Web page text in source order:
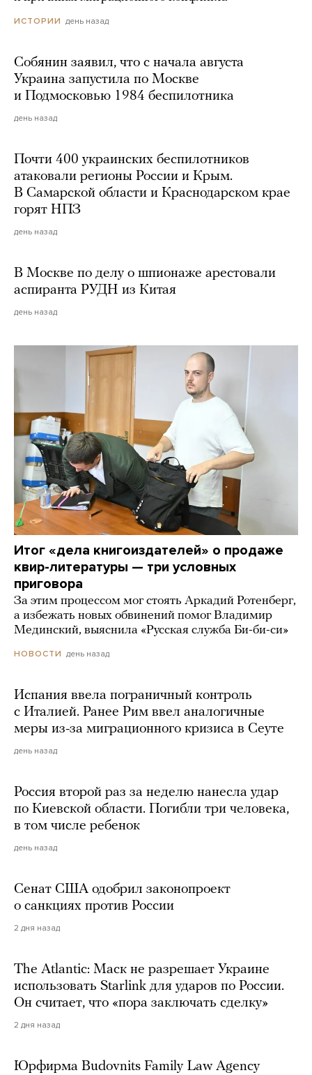
ИСТОРИИ день назад
Собянин заявил, что с начала августа
Украина запустила по Москве
и Подмосковью 1984 беспилотника
день назад
Почти 400 украинских беспилотников
атаковали регионы России и Крым.
В Самарской области и Краснодарском крае
горят НПЗ
день назад
В Москве по делу о шпионаже арестовали
аспиранта РУДН из Китая
день назад
Итог «дела книгоиздателей» о продаже
квир-литературы — три условных
приговора
За этим процессом мог стоять Аркадий Ротенберг,
а избежать новых обвинений помог Владимир
Мединский, выяснила «Русская служба Би-би-си»
НОВОСТИ день назад
Испания ввела пограничный контроль
с Италией. Ранее Рим ввел аналогичные
меры из-за миграционного кризиса в Сеуте
день назад
Россия второй раз за неделю нанесла удар
по Киевской области. Погибли три человека,
в том числе ребенок
день назад
Сенат США одобрил законопроект
о санкциях против России
2 дня назад
The Atlantic: Маск не разрешает Украине
использовать Starlink для ударов по России.
Он считает, что «пора заключать сделку»
2 дня назад
Юрфирма Budovnits Family Law Agency